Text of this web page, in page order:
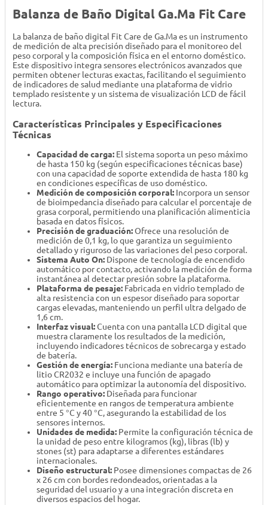
Balanza de Baño Digital Ga.Ma Fit Care
La balanza de baño digital Fit Care de Ga.Ma es un instrumento
de medición de alta precisión diseñado para el monitoreo del
peso corporal y la composición física en el entorno doméstico.
Este dispositivo integra sensores electrónicos avanzados que
permiten obtener lecturas exactas, facilitando el seguimiento
de indicadores de salud mediante una plataforma de vidrio
templado resistente y un sistema de visualización LCD de fácil
lectura.
Características Principales y Especificaciones
Técnicas
Capacidad de carga: El sistema soporta un peso máximo
de hasta 150 kg (según especificaciones técnicas base)
con una capacidad de soporte extendida de hasta 180 kg
en condiciones específicas de uso doméstico.
Medición de composición corporal: Incorpora un sensor
de bioimpedancia diseñado para calcular el porcentaje de
grasa corporal, permitiendo una planificación alimenticia
basada en datos físicos.
Precisión de graduación:Ofrece una resolución de
medición de 0,1 kg, lo que garantiza un seguimiento
detallado y riguroso de las variaciones del peso corporal.
Sistema Auto On: Dispone de tecnología de encendido
automático por contacto, activando la medición de forma
instantánea al detectar presión sobre la plataforma.
Plataforma de pesaje: Fabricada en vidrio templado de
alta resistencia con un espesor diseñado para soportar
cargas elevadas, manteniendo un perfil ultra delgado de
1,6 cm.
Interfaz visual:Cuenta con una pantalla LCD digital que
muestra claramente los resultados de la medición,
incluyendo indicadores técnicos de sobrecarga y estado
de batería.
Gestión de energía: Funciona mediante una batería de
litio CR2032 e incluye una función de apagado
automático para optimizar la autonomía del dispositivo.
Rango operativo: Diseñada para funcionar
eficientemente en rangos de temperatura ambiente
entre 5 °C y 40 °C, asegurando la estabilidad de los
sensores internos.
Unidades de medida: Permite la configuración técnica de
la unidad de peso entre kilogramos (kg), libras (lb) y
stones (st) para adaptarse a diferentes estándares
internacionales.
Diseño estructural: Posee dimensiones compactas de 26
x 26 cm con bordes redondeados, orientadas a la
seguridad del usuario y a una integración discreta en
diversos espacios del hogar.